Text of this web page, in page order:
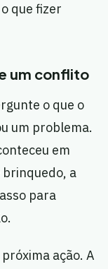
que fizer
um conflito
o que o
um problema.
em
brinquedo, a
para
ação. A